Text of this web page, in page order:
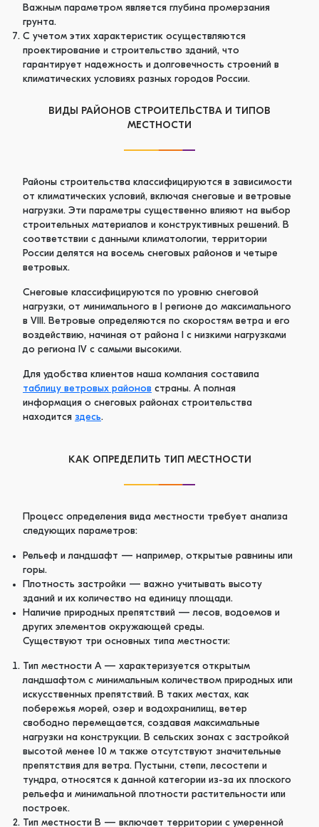
Важным параметром является глубина промерзания
грунта.
С учетом этих характеристик осуществляются
проектирование и строительство зданий, что
гарантирует надежность и долговечность строений в
климатических условиях разных городов России.
ВИДЫ РАЙОНОВ СТРОИТЕЛЬСТВА И ТИПОВ
МЕСТНОСТИ
Районы строительства классифицируются в зависимости
от климатических условий, включая снеговые и ветровые
нагрузки. Эти параметры существенно влияют на выбор
строительных материалов и конструктивных решений. В
соответствии с данными климатологии, территории
России делятся на восемь снеговых районов и четыре
ветровых.
Снеговые классифицируются по уровню снеговой
нагрузки, от минимального в I регионе до максимального
в VIII. Ветровые определяются по скоростям ветра и его
воздействию, начиная от района I с низкими нагрузками
до региона IV с самыми высокими.
Для удобства клиентов наша компания составила
таблицу ветровых районов страны. А полная
информация о снеговых районах строительства
находится здесь.
КАК ОПРЕДЕЛИТЬ ТИП МЕСТНОСТИ
Процесс определения вида местности требует анализа
следующих параметров:
Рельеф и ландшафт — например, открытые равнины или
горы.
Плотность застройки — важно учитывать высоту
зданий и их количество на единицу площади.
Наличие природных препятствий — лесов, водоемов и
других элементов окружающей среды.
Существуют три основных типа местности:
Тип местности A — характеризуется открытым
ландшафтом с минимальным количеством природных или
искусственных препятствий. В таких местах, как
побережья морей, озер и водохранилищ, ветер
свободно перемещается, создавая максимальные
нагрузки на конструкции. В сельских зонах с застройкой
высотой менее 10 м также отсутствуют значительные
препятствия для ветра. Пустыни, степи, лесостепи и
тундра, относятся к данной категории из-за их плоского
рельефа и минимальной плотности растительности или
построек.
Тип местности B — включает территории с умеренной